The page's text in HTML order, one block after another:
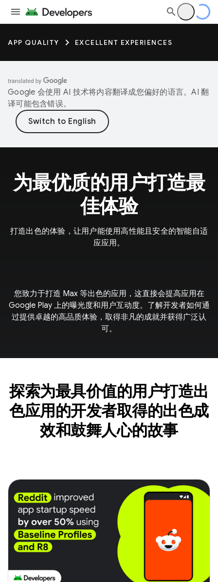
APP QUALITY EXCELLENT EXPERIENCES
Google 会使用 AI 技术将内容翻译成您偏好的语言。AI 翻
译可能包含错误。
为最优质的用户打造最
佳体验
打造出色的体验，让用户能使用高性能且安全的智能自适
应应用。
您致力于打造 Max 等出色的应用，这直接会提高应用在
Google Play 上的曝光度和用户互动度。了解开发者如何通
过提供卓越的高品质体验，取得非凡的成就并获得广泛认
可。
探索为最具价值的用户打造出
色应用的开发者取得的出色成
效和鼓舞人心的故事